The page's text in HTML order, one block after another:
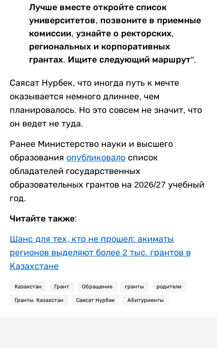
Лучше вместе откройте список
университетов, позвоните в приемные
комиссии, узнайте о ректорских,
региональных и корпоративных
грантах. Ищите следующий маршрут".
Саясат Нурбек, что иногда путь к мечте
оказывается немного длиннее, чем
планировалось. Но это совсем не значит, что
он ведет не туда.
Ранее Министерство науки и высшего
образования опубликовало список
обладателей государственных
образовательных грантов на 2026/27 учебный
год.
Читайте также:
Шанс для тех, кто не прошел: акиматы
регионов выделяют более 2 тыс. грантов в
Казахстане
Казахстан Грант Обращение гранты родители
Гранты. Казахстан Саясат Нурбек Абитуриенты